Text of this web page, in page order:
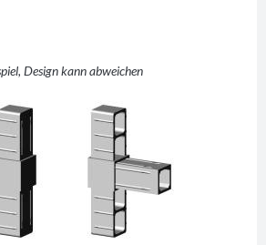
Design kann abweichen